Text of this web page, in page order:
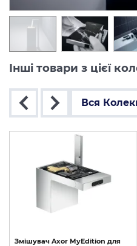
Інші товари з цієї
Вся
Змішувач Axor MyEdition для